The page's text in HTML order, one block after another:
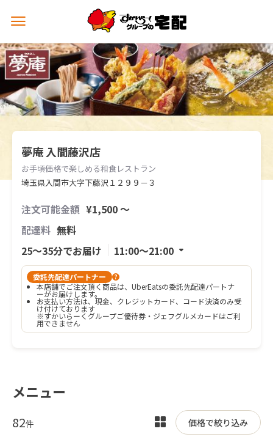
メ
ュ
ー
を
開
く
夢庵 入間藤沢店
お手頃価格で楽しめる和食レストラン
埼玉県入間市大字下藤沢１２９９－３
注文可能金額 ¥1,500 〜
配達料 無料
25〜35分でお届け
11:00〜21:00
委託先配達パートナー ?
本店舗でご注文頂く商品は、UberEatsの委託先配達パートナ
ーがお届けします。
お支払い方法は、現金、クレジットカード、コード決済のみ受
け付けております
※すかいらーくグループご優待券・ジェフグルメカードはご利
用できません
メニュー
82件
表
価格で絞り込み